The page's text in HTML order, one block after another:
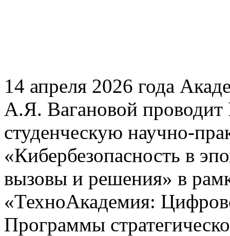
14 апреля 2026 года
А.Я. Вагановой
студенческую научно-
«Кибербезопасность в
вызовы и решения» в
«ТехноАкадемия:
Программы